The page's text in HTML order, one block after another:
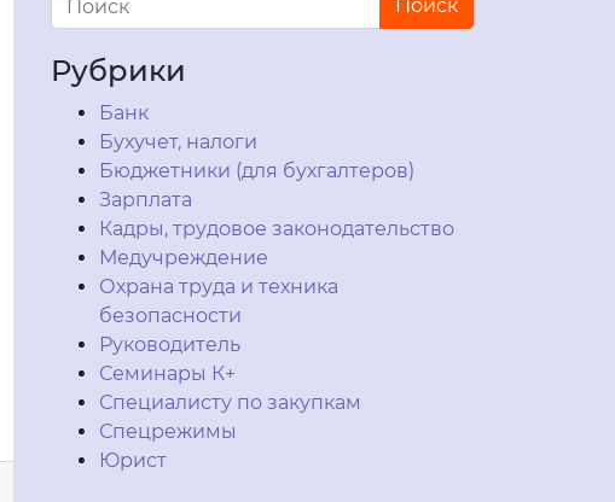
Рубрики
Банк
Бухучет, налоги
Бюджетники (для бухгалтеров)
Зарплата
Кадры, трудовое законодательство
Медучреждение
Охрана труда и техника
безопасности
Руководитель
Семинары К+
Специалисту по закупкам
Спецрежимы
Юрист